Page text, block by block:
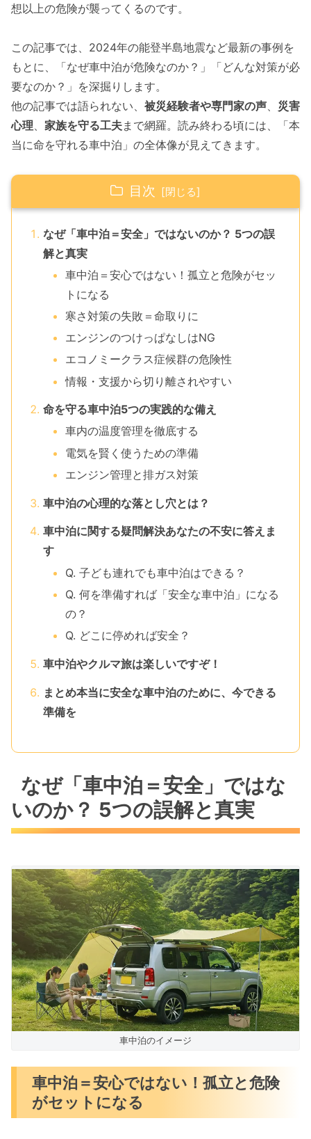
想以上の危険が襲ってくるのです。
この記事では、2024年の能登半島地震など最新の事例を
もとに、「なぜ車中泊が危険なのか？」「どんな対策が必
要なのか？」を深掘りします。
他の記事では語られない、 被災経験者や専門家の声、 災害
心理、 家族を守る工夫まで網羅。読み終わる頃には、「本
当に命を守れる車中泊」の全体像が見えてきます。
目次
なぜ「車中泊＝安全」ではないのか？ 5つの誤
解と真実
車中泊＝安心ではない！孤立と危険がセッ
トになる
寒さ対策の失敗＝命取りに
エンジンのつけっぱなしはNG
エコノミークラス症候群の危険性
情報・支援から切り離されやすい
命を守る車中泊5つの実践的な備え
車内の温度管理を徹底する
電気を賢く使うための準備
エンジン管理と排ガス対策
車中泊の心理的な落とし穴とは？
車中泊に関する疑問解決あなたの不安に答えま
す
Q. 子ども連れでも車中泊はできる？
Q. 何を準備すれば「安全な車中泊」になる
の？
Q. どこに停めれば安全？
車中泊やクルマ旅は楽しいですぞ！
まとめ本当に安全な車中泊のために、今できる
準備を
なぜ「車中泊＝安全」ではな
いのか？ 5つの誤解と真実
車中泊のイメージ
車中泊＝安心ではない！孤立と危険
がセットになる